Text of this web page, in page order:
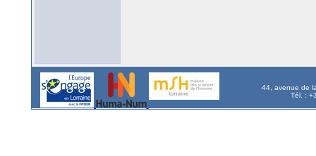
44, avenue de
Tél. :